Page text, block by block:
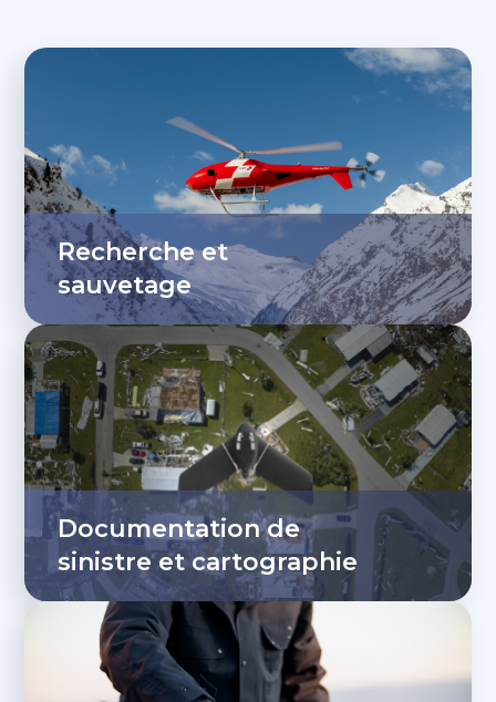
Recherche et
sauvetage
Documentation de
sinistre et cartographie